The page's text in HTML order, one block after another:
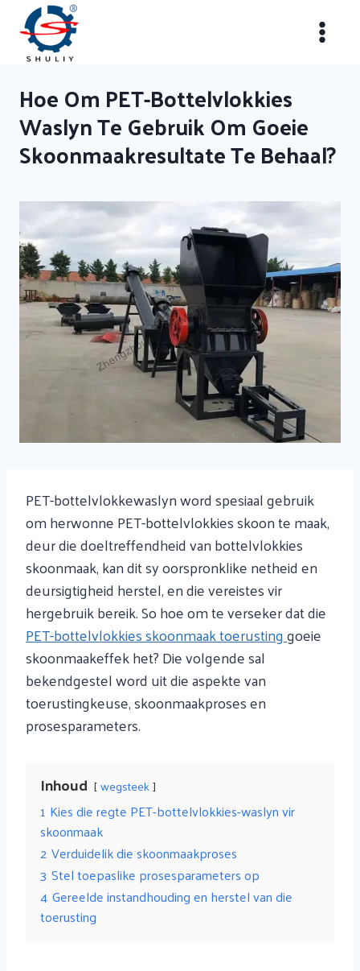
content
Hoe Om PET-Bottelvlokkies
Waslyn Te Gebruik Om Goeie
Skoonmaakresultate Te Behaal?
PET-bottelvlokkewaslyn word spesiaal gebruik
om herwonne PET-bottelvlokkies skoon te maak,
deur die doeltreffendheid van bottelvlokkies
skoonmaak, kan dit sy oorspronklike netheid en
deursigtigheid herstel, en die vereistes vir
hergebruik bereik. So hoe om te verseker dat die
PET-bottelvlokkies skoonmaak toerustinggoeie
skoonmaakeffek het? Die volgende sal
bekendgestel word uit die aspekte van
toerustingkeuse, skoonmaakproses en
prosesparameters.
Inhoud wegsteek
1 Kies die regte PET-bottelvlokkies-waslyn vir
skoonmaak
2 Verduidelik die skoonmaakproses
3 Stel toepaslike prosesparameters op
4 Gereelde instandhouding en herstel van die
toerusting